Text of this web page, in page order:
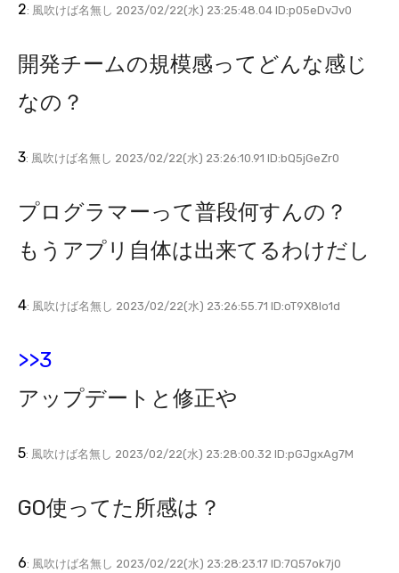
2: 風吹けば名無し 2023/02/22(水) 23:25:48.04 ID:p05eDvJv0
開発チームの規模感ってどんな感じ
なの？
3: 風吹けば名無し 2023/02/22(水) 23:26:10.91 ID:bQ5jGeZr0
プログラマーって普段何すんの？
もうアプリ自体は出来てるわけだし
4: 風吹けば名無し 2023/02/22(水) 23:26:55.71 ID:oT9X8Io1d
>>3
アップデートと修正や
5: 風吹けば名無し 2023/02/22(水) 23:28:00.32 ID:pGJgxAg7M
GO使ってた所感は？
6: 風吹けば名無し 2023/02/22(水) 23:28:23.17 ID:7Q57ok7j0